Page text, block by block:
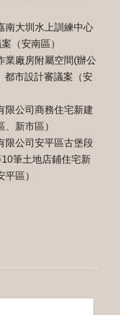
南大圳水上訓練中心
（安南區）
業廠房附屬空間(辦公
都市設計審議案（安
限公司商務住宅新建
新市區）
限公司安平區古堡段
筆土地店鋪住宅新
區）